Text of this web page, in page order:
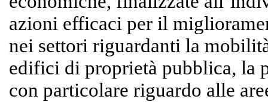
azioni efficaci per il
nei settori riguardanti la
edifici di proprietà pubblica, la
con particolare riguardo alle